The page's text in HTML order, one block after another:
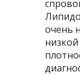
очень